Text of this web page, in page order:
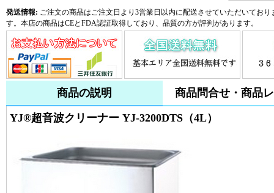
発送情報: ご注文の商品はご注文日より3営業日以内に配送させていただいてお
す。本店の商品はCEとFDA認証取得しており、品質の方が評判があります。
商品の説明 商品問合せ・商品
YJ®超音波クリーナー YJ-3200DTS（4L）